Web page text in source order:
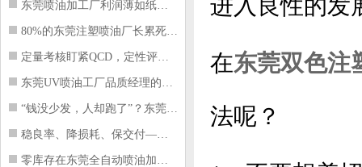
东莞喷油加工厂利润薄如纸？这四项基本
80%的东莞注塑喷油厂长累死累活，利
定量考核盯紧QCD，定性评价看好配合
东莞UV喷油工厂品质经理的四项核心管
“钱没少发，人却跑了”？东莞注塑喷油
稳良率、降损耗、保交付——东莞这家U
零库存在东莞全自动喷油加工厂不可行的
进入良性的发
在东莞双色注
法呢？